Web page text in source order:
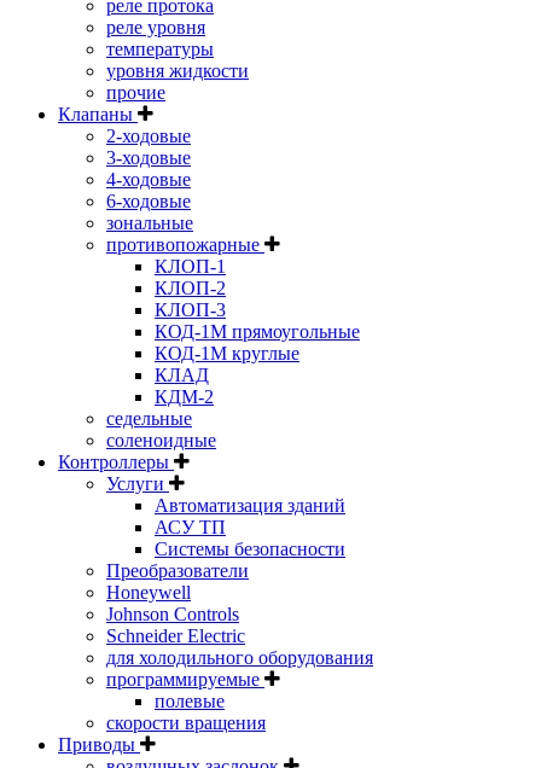
реле протока
реле уровня
температуры
уровня жидкости
прочие
Клапаны
2-ходовые
3-ходовые
4-ходовые
6-ходовые
зональные
противопожарные
КЛОП-1
КЛОП-2
КЛОП-3
КОД-1М прямоугольные
КОД-1М круглые
КЛАД
КДМ-2
седельные
соленоидные
Контроллеры
Услуги
Автоматизация зданий
АСУ ТП
Системы безопасности
Преобразователи
Honeywell
Johnson Controls
Schneider Electric
для холодильного оборудования
программируемые
полевые
скорости вращения
Приводы